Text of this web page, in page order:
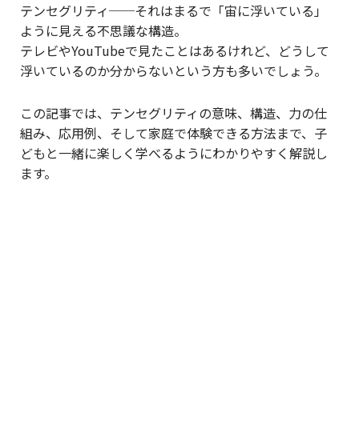
テンセグリティ──それはまるで「宙に浮いている」
ように見える不思議な構造。
テレビやYouTubeで見たことはあるけれど、どうして
浮いているのか分からないという方も多いでしょう。
この記事では、テンセグリティの意味、構造、力の仕
組み、応用例、そして家庭で体験できる方法まで、子
どもと一緒に楽しく学べるようにわかりやすく解説し
ます。